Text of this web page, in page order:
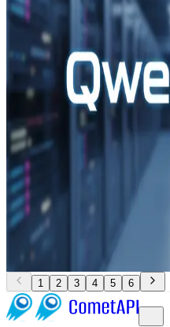
旧正月の大晦日（Feb
は次世代モデル Qwen 3.5
が“agentic AI”時代と呼ぶ
マルチモーダルでエージェ
る。業界報道では、効率と
張や、ハードウェアおよ
支援が強調された。
スや OpenAI 互換の統合を
り、AMD は Instinct line に
サポートを発表した。
にアップグレードをリリー
ある。OpenAI は、ベンチ
比較の参照点として引き続
1 2 3 4 5 6